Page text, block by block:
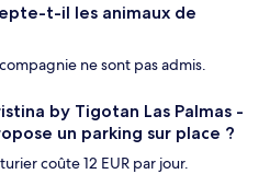
t-il les animaux de
ne sont pas admis.
by Tigotan Las Palmas -
un parking sur place ?
coûte 12 EUR par jour.